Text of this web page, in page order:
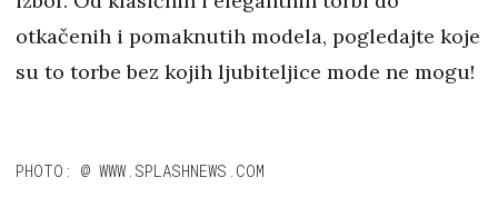
otkačenih i pomaknutih modela, pogledajte koje
su to torbe bez kojih ljubiteljice mode ne mogu!
PHOTO: @ WWW.SPLASHNEWS.COM